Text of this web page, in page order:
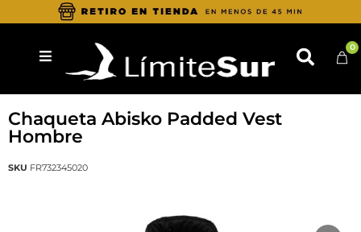
0
FJALLRAVEN
Chaqueta Abisko Padded Vest
Hombre
SKU FR732345020